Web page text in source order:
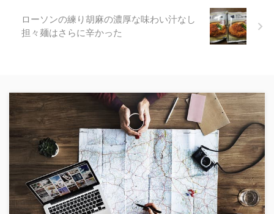
ローソンの練り胡麻の濃厚な味わい汁なし
担々麺はさらに辛かった